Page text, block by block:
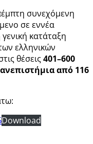
συνεχόμενη
σε εννέα
κατάταξη
ελληνικών
θέσεις401–600
από 116
Download